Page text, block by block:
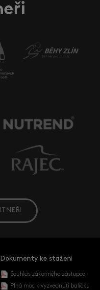
Dokumenty ke stažení
Souhlas zákonného zástupce
Plná moc k vyzvednutí balíčku